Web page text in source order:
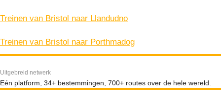
Treinen van Bristol naar Llandudno
Treinen van Bristol naar Porthmadog
Uitgebreid netwerk
Eén platform, 34+ bestemmingen, 700+ routes over de hele wereld.